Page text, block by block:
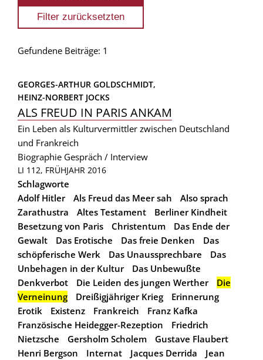
Gefundene Beiträge: 1
GEORGES-ARTHUR GOLDSCHMIDT,
HEINZ-NORBERT JOCKS
ALS FREUD IN PARIS ANKAM
Ein Leben als Kulturvermittler zwischen Deutschland
und Frankreich
Biographie Gespräch / Interview
LI 112, FRÜHJAHR 2016
Schlagworte
Adolf Hitler
Als Freud das Meer sah
Also sprach
Zarathustra
Altes Testament
Berliner Kindheit
Besetzung von Paris
Christentum
Das Ende der
Gewalt
Das Erotische Das freie Denken
Das
schöpferische Werk
Das Unaussprechbare
Das
Unbehagen in der Kultur
Das Unbewußte
Denkverbot
Die Leiden des jungen Werther
Die
Verneinung
Dreißigjähriger Krieg
Erinnerung
Erotik
Existenz Frankreich
Franz Kafka
Französische Heidegger-Rezeption
Friedrich
Nietzsche
Gersholm Scholem
Gustave Flaubert
Henri Bergson
Internat Jacques Derrida
Jean